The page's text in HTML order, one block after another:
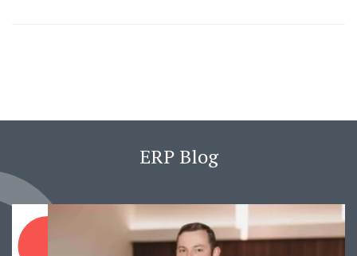
ERP Blog